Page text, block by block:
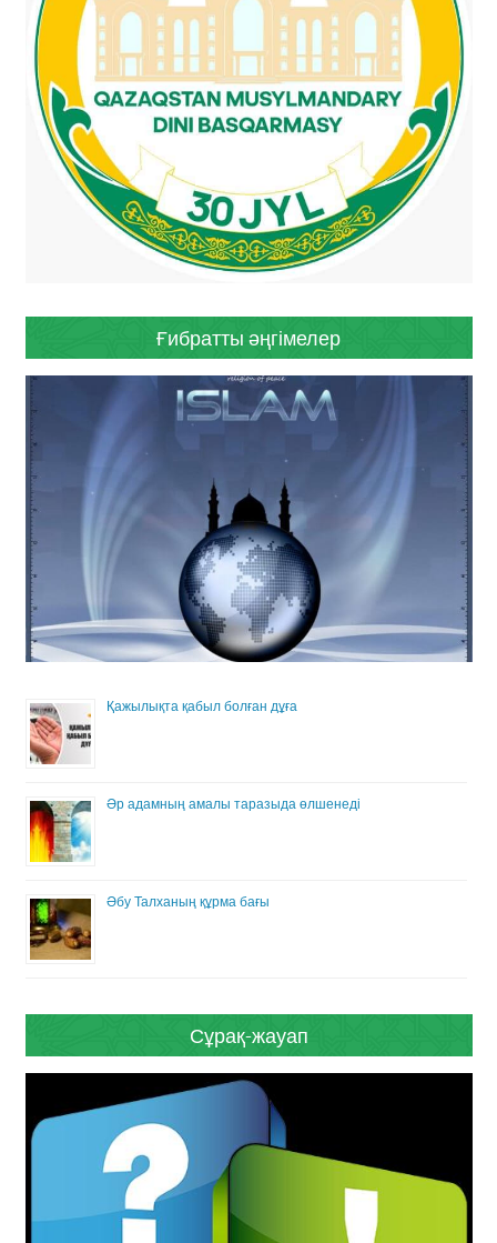
Ғибратты әңгімелер
Қажылықта қабыл болған дұға
Әр адамның амалы таразыда өлшенеді
Әбу Талханың құрма бағы
Сұрақ-жауап